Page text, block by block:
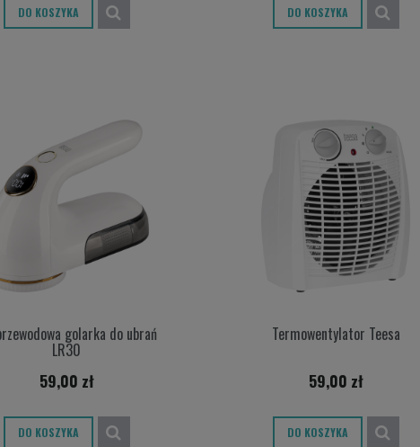
DO KOSZYKA DO KOSZYKA
golarka do ubrań
LR30
59,00 zł
DO KOSZYKA
Termowentylator Teesa
59,00 zł
DO KOSZYKA